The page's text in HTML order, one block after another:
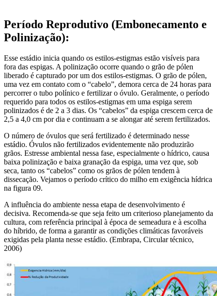
Período Reprodutivo (Embonecamento e
Polinização):
Esse estádio inicia quando os estilos-estigmas estão visíveis para
fora das espigas. A polinização ocorre quando o grão de pólen
liberado é capturado por um dos estilos-estigmas. O grão de pólen,
uma vez em contato com o “cabelo”, demora cerca de 24 horas para
percorrer o tubo polínico e fertilizar o óvulo. Geralmente, o período
requerido para todos os estilos-estigmas em uma espiga serem
polinizados é de 2 a 3 dias. Os “cabelos” da espiga crescem cerca de
2,5 a 4,0 cm por dia e continuam a se alongar até serem fertilizados.
O número de óvulos que será fertilizado é determinado nesse
estádio. Óvulos não fertilizados evidentemente não produzirão
grãos. Estresse ambiental nessa fase, especialmente o hídrico, causa
baixa polinização e baixa granação da espiga, uma vez que, sob
seca, tanto os “cabelos” como os grãos de pólen tendem à
dissecação. Vejamos o período crítico do milho em exigência hídrica
na figura 09.
A influência do ambiente nessa etapa de desenvolvimento é
decisiva. Recomenda-se que seja feito um criterioso planejamento da
cultura, com referência principal à época de semeadura e à escolha
do híbrido, de forma a garantir as condições climáticas favoráveis
exigidas pela planta nesse estádio. (Embrapa, Circular técnico,
2006)